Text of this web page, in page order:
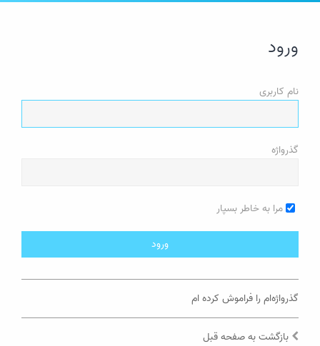
ورود
نام کاربری
گذرواژه
مرا به خاطر بسپار
گذرواژه‌ام را فراموش کرده ام
بازگشت به صفحه قبل